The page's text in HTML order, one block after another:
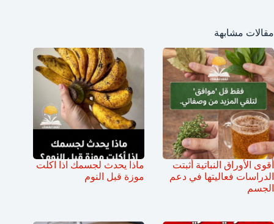
مقالات مشابهة
أقوى الأوراق النباتية أثبتت
الدراسات فعاليتها في دعم
الجسم
ماذا يحدث لجسمك اذا اكلت
موزة قبل النوم